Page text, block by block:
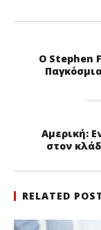
Ο Stephen
Αμερική:
στον
RELATED